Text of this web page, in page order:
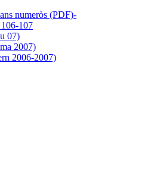
numeròs (PDF)-
107
07)
2007)
2006-2007)